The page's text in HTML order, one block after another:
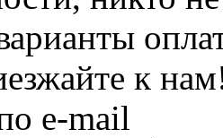
к
e-mail